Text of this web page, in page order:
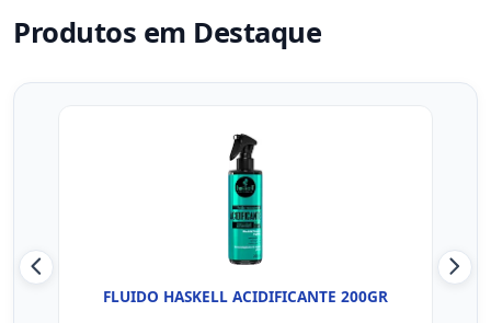
Produtos em Destaque
FLUIDO HASKELL ACIDIFICANTE 200GR